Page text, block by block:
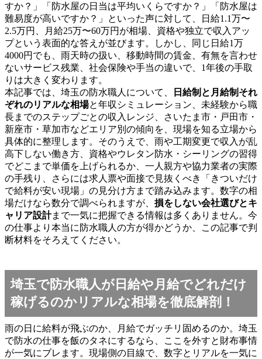
すか？」「防水屋の日当は平均いくらですか？」「防水屋は
難易度が高いですか？」といった声に対して、日給1.1万〜
2.5万円、月給25万〜60万円が相場、資格や独立で収入アッ
プという表面的な答えが並びます。しかし、同じ日給1万
4000円でも、雨天時の扱い、移動時間の賃金、有無を言わせ
ないサービス残業、社会保険や手当の違いで、1年後の手取
りは大きく変わります。
本記事では、埼玉の防水職人について、
日給制と月給制それ
ぞれのリアルな相場と年収シミュレーション、未経験から職
長までのステップごとの収入レンジ、さいたま市・戸田市・
新座市・草加市などエリア別の傾向を、現場を知る立場から
具体的に整理します。そのうえで、雨や工期変更で収入が乱
高下しない働き方、資格やウレタン防水・シーリングの習得
でどこまで単価を上げられるか、一人親方や協力業者の実際
の手残り、さらには求人票や面接で見抜くべき「きついだけ
で給料が安い現場」の見分け方まで踏み込みます。数字の相
場だけなら数分で調べられますが、 損をしない会社選びとキ
ャリア設計まで一気に把握できる情報は多くありません。今
の仕事より本当に防水職人の方が得かどうか、この記事で判
断材料をそろえてください。
埼玉で防水職人が日給や月給でどれだけ
稼げるのかリアルな相場を徹底解剖！
雨の日に給料が飛ぶのか、月給でガッチリ固めるのか。埼玉
で防水の仕事を飯のタネにするなら、ここを外すと財布事情
が一気にブレます。現場側の目線で、数字とリアルを一気に